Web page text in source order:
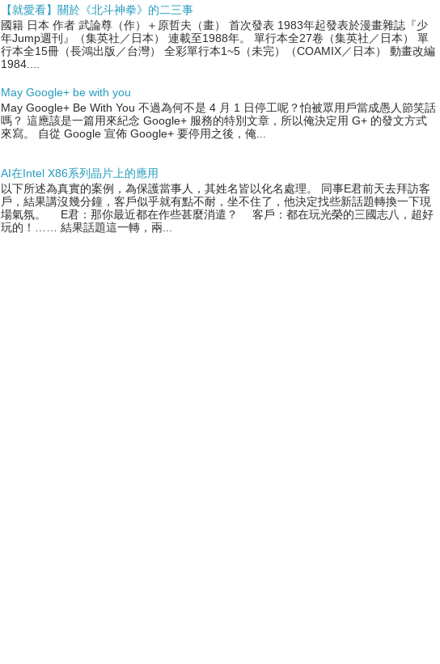
【就愛看】關於《北斗神拳》的二三事
國籍 日本 作者 武論尊（作）＋原哲夫（畫） 首次發表 1983年起發表於漫畫雜誌『少
年Jump週刊』（集英社／日本） 連載至1988年。 單行本全27卷（集英社／日本） 單
行本全15冊（長鴻出版／台灣） 全彩單行本1~5（未完）（COAMIX／日本） 動畫改編
1984....
May Google+ be with you
May Google+ Be With You 不過為何不是 4 月 1 日停工呢？怕被眾用戶當成愚人節笑話
嗎？ 這應該是一篇用來紀念 Google+ 服務的特別文章，所以俺決定用 G+ 的發文方式
來寫。 自從 Google 宣佈 Google+ 要停用之後，俺...
AI在Intel X86系列晶片上的應用
以下所述為真實的案例，為保護當事人，其姓名皆以化名處理。 同事E君前天去拜訪客
戶，結果講沒幾分鐘，客戶似乎就有點不耐，坐不住了，他決定找些新話題轉換一下現
場氣氛。 E君：那你最近都在作些甚麼消遣？ 客戶：都在玩光榮的三國志八，超好
玩的！…… 結果話題這一轉，兩...